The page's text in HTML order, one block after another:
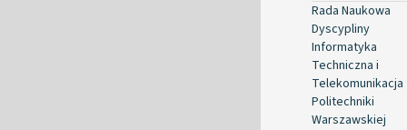
Rada Naukowa
Dyscypliny
Informatyka
Techniczna i
Telekomunikacja
Politechniki
Warszawskiej